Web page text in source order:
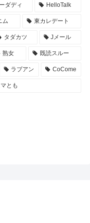
ダディ HelloTalk
ム 東カレデート
タダカツ Jメール
熟女 既読スルー
ラブアン CoCome
とも